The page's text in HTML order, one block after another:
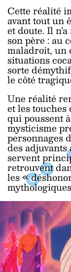
Cette réalité
avant tout un
et doute. Il
son père : au
maladroit, un
situations
sorte
le côté
Une réalité
et les
qui poussent
mysticisme
personnages
des
servent
retrouvent
les «